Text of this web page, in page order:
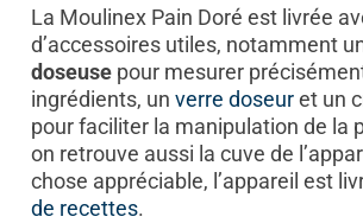
La Moulinex Pain Doré est livrée
d’accessoires utiles, notamment
doseusepour mesurer
ingrédients, un verre doseuret un
pour faciliter la manipulation de la
on retrouve aussi la cuve de
chose appréciable, l’appareil est
de recettes.